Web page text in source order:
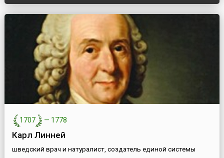
1707 — 1778
Карл Линней
шведский врач и натуралист, создатель единой системы